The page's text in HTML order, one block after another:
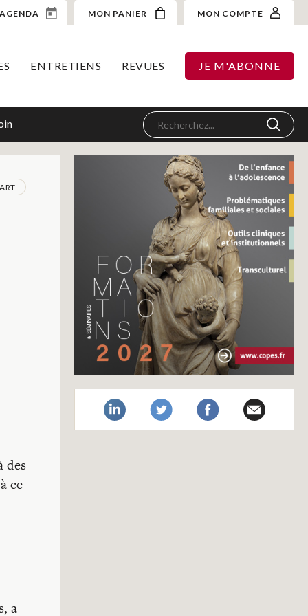
AGENDA MON PANIER MON COMPTE
ENTRETIENS REVUES JE M'ABONNE
ART
des
ce
a